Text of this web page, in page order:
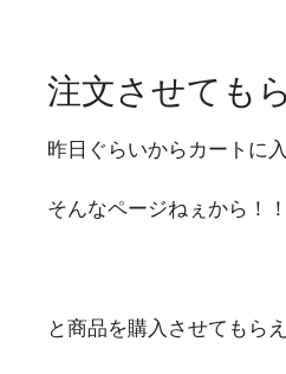
注文させても
昨日ぐらいからカートに
そんなページねぇから！！
と商品を購入させてもら